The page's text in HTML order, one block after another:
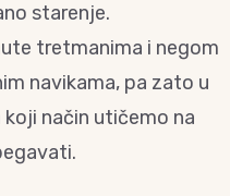
starenje.
tretmanima i negom
navikama, pa zato u
način utičemo na